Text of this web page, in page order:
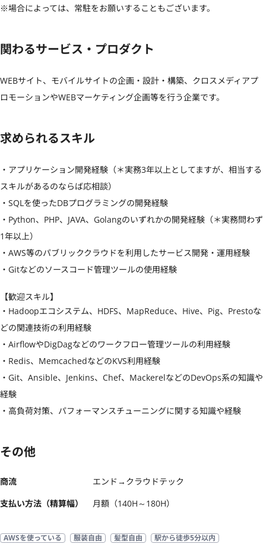
※場合によっては、常駐をお願いすることもございます。
関わるサービス・プロダクト
WEBサイト、モバイルサイトの企画・設計・構築、クロスメディアプ
ロモーションやWEBマーケティング企画等を行う企業です。
求められるスキル
・アプリケーション開発経験（＊実務3年以上としてますが、相当する
スキルがあるのならば応相談）
・SQLを使ったDBプログラミングの開発経験
・Python、PHP、JAVA、Golangのいずれかの開発経験（＊実務問わず
1年以上）
・AWS等のパブリッククラウドを利用したサービス開発・運用経験
・Gitなどのソースコード管理ツールの使用経験
【歓迎スキル】
・Hadoopエコシステム、HDFS、MapReduce、Hive、Pig、Prestoな
どの関連技術の利用経験
・AirflowやDigDagなどのワークフロー管理ツールの利用経験
・Redis、MemcachedなどのKVS利用経験
・Git、Ansible、Jenkins、Chef、MackerelなどのDevOps系の知識や
経験
・高負荷対策、パフォーマンスチューニングに関する知識や経験
その他
商流
エンド→クラウドテック
支払い方法（精算幅）
月額（140H～180H）
AWSを使っている 服装自由 髪型自由
駅から徒歩5分以内